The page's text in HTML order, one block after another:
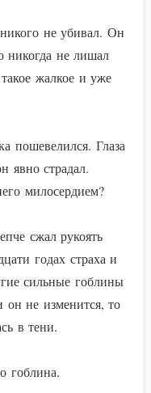
не убивал. Он
никогда не лишал
жалкое и уже
пошевелился. Глаза
явно страдал.
милосердием?
сжал рукоять
годах страха и
сильные гоблины
он не изменится, то
в тени.
гоблина.